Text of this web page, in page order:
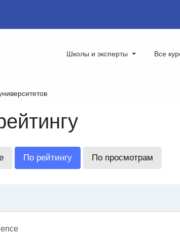
Школы и эксперты Все
По рейтингу По просмотрам